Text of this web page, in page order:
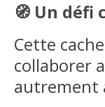
🧭 Un défi
Cette
collaborer
autrement